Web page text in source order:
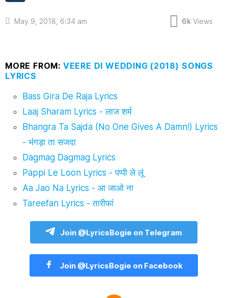
May 9, 2018, 6:34 am 6k Views
MORE FROM: VEERE DI WEDDING (2018) SONGS
LYRICS
Bass Gira De Raja Lyrics
Laaj Sharam Lyrics - लाज शर्म
Bhangra Ta Sajda (No One Gives A Damn!) Lyrics
- भंगड़ा ता सजदा
Dagmag Dagmag Lyrics
Pappi Le Loon Lyrics - पप्पी ले लूं
Aa Jao Na Lyrics - आ जाओ ना
Tareefan Lyrics - तारीफां
Join @LyricsBogie on Telegram
Join @LyricsBogie on Facebook